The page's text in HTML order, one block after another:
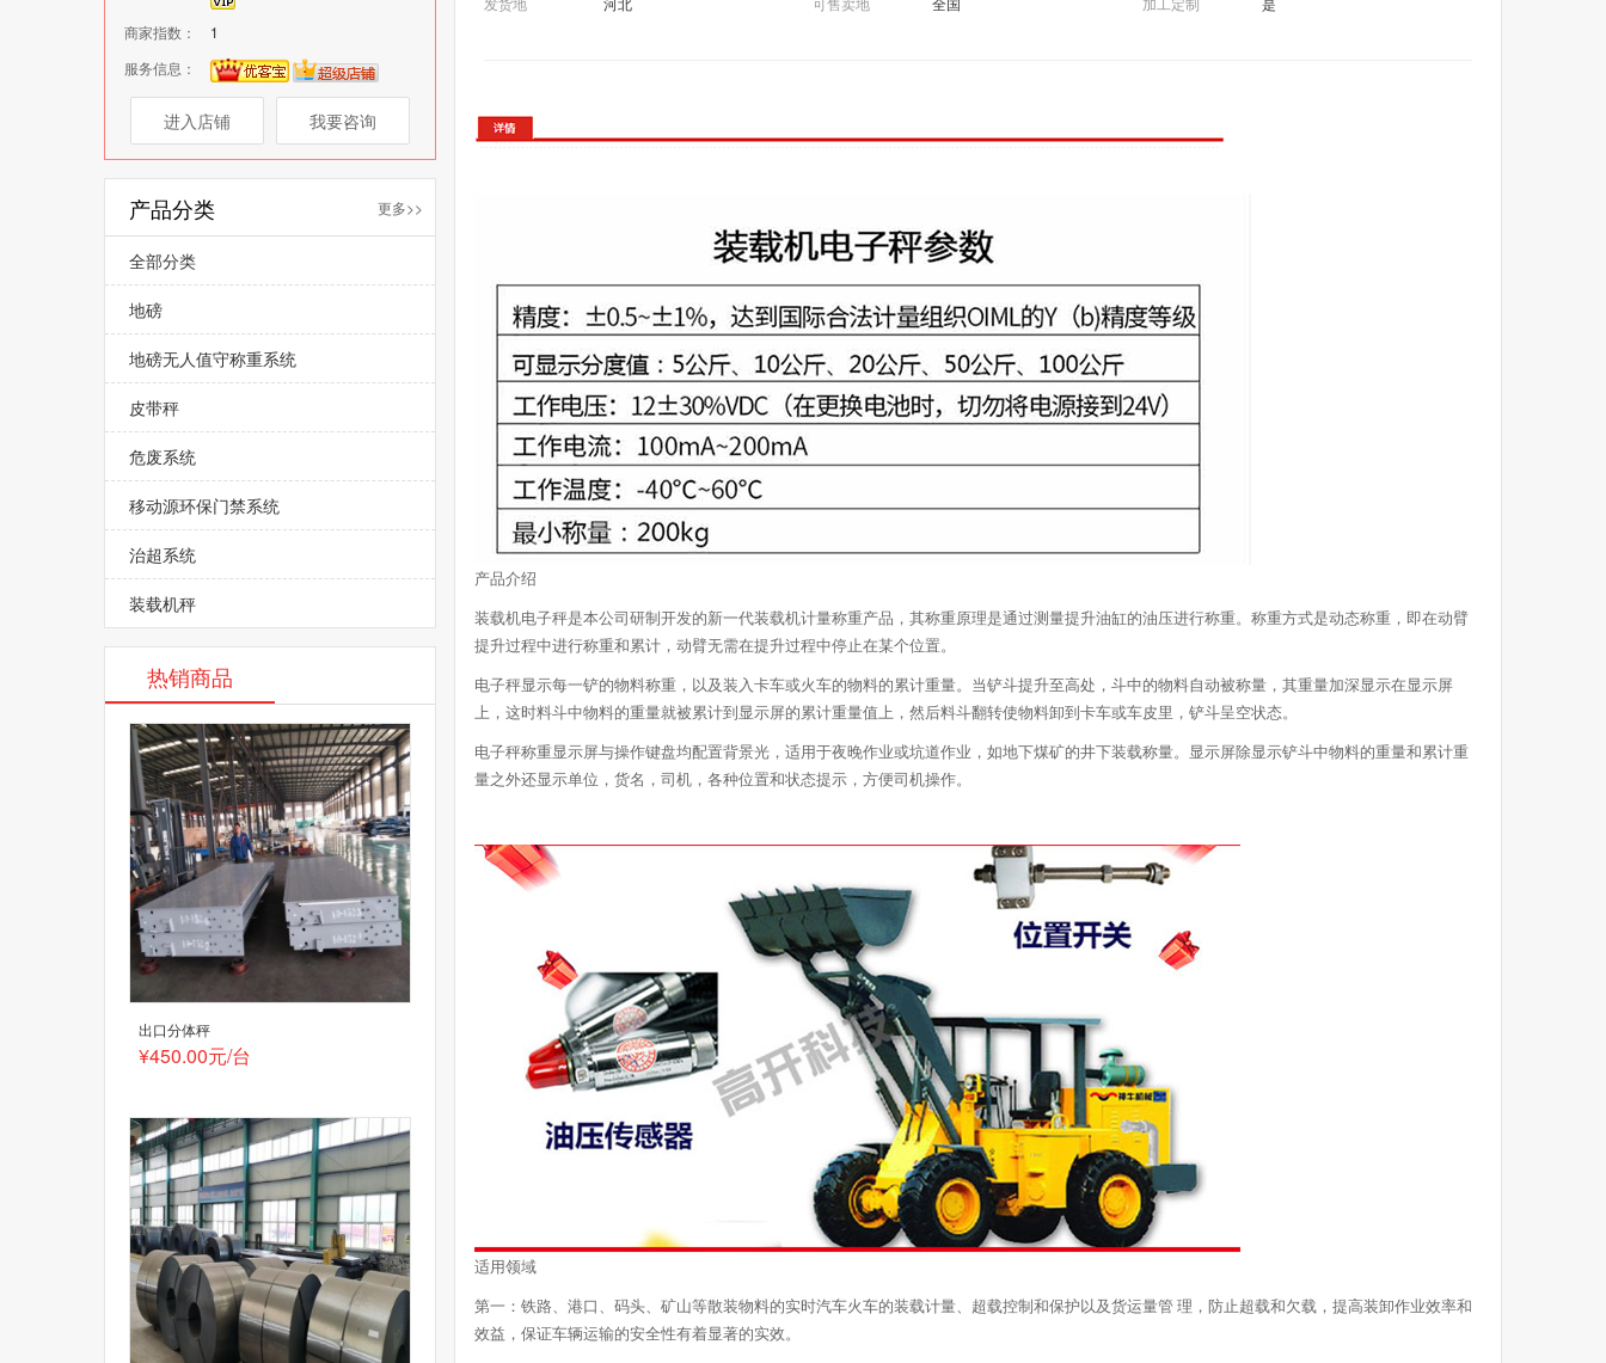
商家指数：
1
服务信息：
进入店铺 我要咨询
产品分类 更多>>
全部分类
地磅
地磅无人值守称重系统
皮带秤
危废系统
移动源环保门禁系统
治超系统
装载机秤
热销商品
出口分体秤
¥450.00元/台
产品介绍
装载机电子秤是本公司研制开发的新一代装载机计量称重产品，其称重原理是通过测量提升油缸的油压进行称重。称重方式是动态称重，即在动臂
提升过程中进行称重和累计，动臂无需在提升过程中停止在某个位置。
电子秤显示每一铲的物料称重，以及装入卡车或火车的物料的累计重量。当铲斗提升至高处，斗中的物料自动被称量，其重量加深显示在显示屏
上，这时料斗中物料的重量就被累计到显示屏的累计重量值上，然后料斗翻转使物料卸到卡车或车皮里，铲斗呈空状态。
电子秤称重显示屏与操作键盘均配置背景光，适用于夜晚作业或坑道作业，如地下煤矿的井下装载称量。显示屏除显示铲斗中物料的重量和累计重
量之外还显示单位，货名，司机，各种位置和状态提示，方便司机操作。
适用领域
第一：铁路、港口、码头、矿山等散装物料的实时汽车火车的装载计量、超载控制和保护以及货运量管 理，防止超载和欠载，提高装卸作业效率和
效益，保证车辆运输的安全性有着显著的实效。